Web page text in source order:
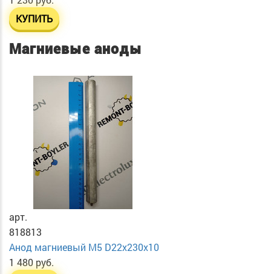
КУПИТЬ
Магниевые аноды
арт.
818813
Анод магниевый М5 D22х230х10
1 480 руб.